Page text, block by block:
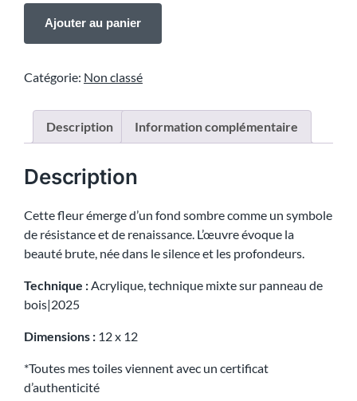
Ajouter au panier
Catégorie: Non classé
Description Information complémentaire
Description
Cette fleur émerge d’un fond sombre comme un symbole
de résistance et de renaissance. L’œuvre évoque la
beauté brute, née dans le silence et les profondeurs.
Technique : Acrylique, technique mixte sur panneau de
bois|2025
Dimensions : 12 x 12
*Toutes mes toiles viennent avec un certificat
d’authenticité